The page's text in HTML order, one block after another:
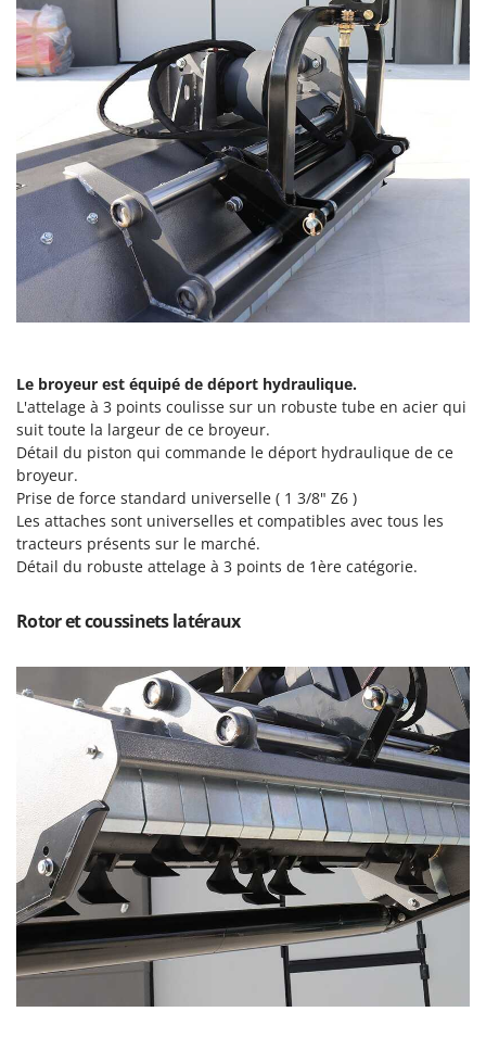
Mastercook
Masterpro
McCulloch
Michelin
Mille
Minox
Mockmill
More than chef
MOSA
Mowox
MTD
N
New O.M.R.A.
Nilfisk
Ninja
Novital
NuovaFac
Officine Savioli
Oliviero
Olix
OMA
Omas
Ompagrill
Ooni
Oriental Koshin
Outdoorchef
Le broyeur est équipé de déport hydraulique.
L'attelage à 3 points coulisse sur un robuste tube en acier qui
suit toute la largeur de ce broyeur.
Détail du piston qui commande le déport hydraulique de ce
broyeur.
Prise de force standard universelle ( 1 3/8" Z6 )
Les attaches sont universelles et compatibles avec tous les
tracteurs présents sur le marché.
Détail du robuste attelage à 3 points de 1ère catégorie.
Rotor et coussinets latéraux